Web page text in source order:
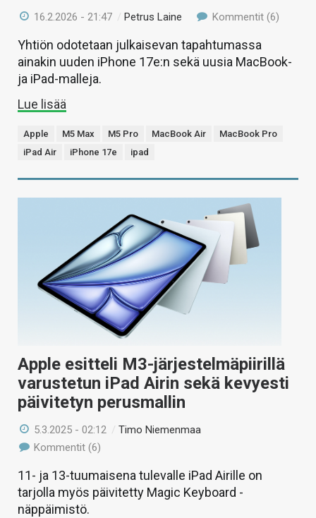
16.2.2026 - 21:47 /Petrus Laine Kommentit (6)
Yhtiön odotetaan julkaisevan tapahtumassa
ainakin uuden iPhone 17e:n sekä uusia MacBook-
ja iPad-malleja.
Lue lisää
Apple M5 Max M5 Pro MacBook Air
MacBook Pro
iPad Air
iPhone 17e ipad
Apple esitteli M3-järjestelmäpiirillä
varustetun iPad Airin sekä kevyesti
päivitetyn perusmallin
5.3.2025 - 02:12 /Timo Niemenmaa
Kommentit (6)
11- ja 13-tuumaisena tulevalle iPad Airille on
tarjolla myös päivitetty Magic Keyboard -
näppäimistö.